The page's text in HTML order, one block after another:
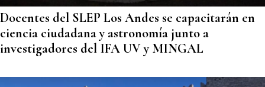
Docentes del SLEP Los Andes se capacitarán en
ciencia ciudadana y astronomía junto a
investigadores del IFA UV y MINGAL